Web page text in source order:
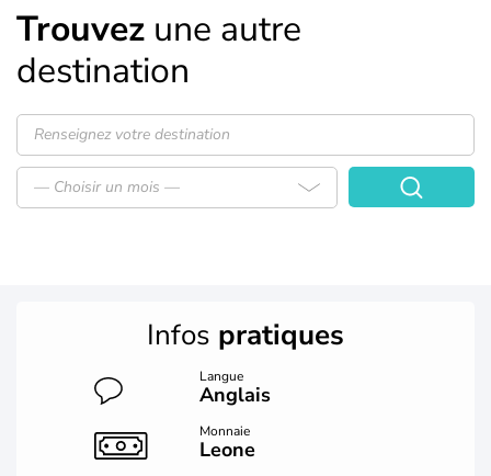
Trouvez une autre
destination
— Choisir un mois —
Infos pratiques
Langue
Anglais
Monnaie
Leone